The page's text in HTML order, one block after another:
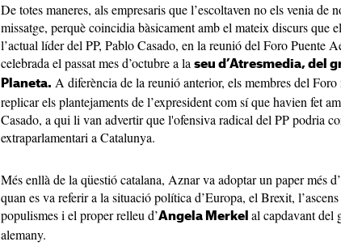
De totes maneres, als empresaris que l’escoltaven no els venia de
missatge, perquè coincidia bàsicament amb el mateix discurs que
l’actual líder del PP, Pablo Casado, en la reunió del Foro Puente
celebrada el passat mes d’octubre a la seu d’Atresmedia, del
Planeta. A diferència de la reunió anterior, els membres del Foro
replicar els plantejaments de l’expresident com sí que havien fet
Casado, a qui li van advertir que l'ofensiva radical del PP podria
extraparlamentari a Catalunya.
Més enllà de la qüestió catalana, Aznar va adoptar un paper més
quan es va referir a la situació política d’Europa, el Brexit,
populismes i el proper relleu d’Angela Merkel al capdavant del
alemany.